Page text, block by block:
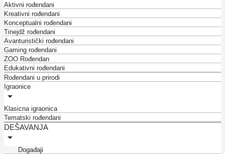
Aktivni rođendani
Kreativni rođendani
Konceptualni rođendani
Tinejdž rođendani
Avanturistički rođendani
Gaming rođendani
ZOO Rođendan
Edukativni rođendani
Rođendani u prirodi
Igraonice
Klasicna igraonica
Tematski rođendani
DEŠAVANJA
Događaji